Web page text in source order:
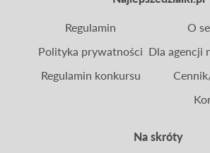
Na skróty
Regulamin
Polityka prywatności
Regulamin konkursu
O
Dla agencji